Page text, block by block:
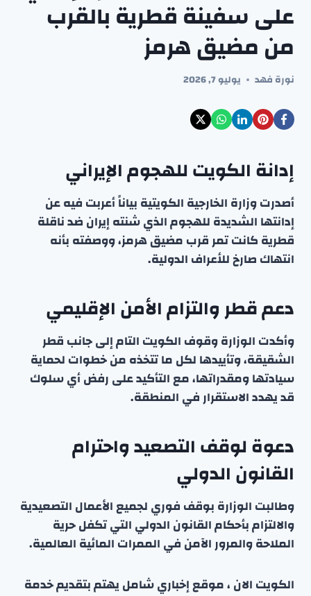
على سفينة قطرية بالقرب
من مضيق هرمز
نورة فهد يوليو 7, 2026
إدانة الكويت للهجوم الإيراني
أصدرت وزارة الخارجية الكويتية بياناً أعربت فيه عن
إدانتها الشديدة للهجوم الذي شنته إيران ضد ناقلة
قطرية كانت تمر قرب مضيق هرمز، ووصفته بأنه
انتهاك صارخ للأعراف الدولية.
دعم قطر والتزام الأمن الإقليمي
وأكدت الوزارة وقوف الكويت التام إلى جانب قطر
الشقيقة، وتأييدها لكل ما تتخذه من خطوات لحماية
سيادتها ومقدراتها، مع التأكيد على رفض أي سلوك
قد يهدد الاستقرار في المنطقة.
دعوة لوقف التصعيد واحترام
القانون الدولي
وطالبت الوزارة بوقف فوري لجميع الأعمال التصعيدية
والالتزام بأحكام القانون الدولي التي تكفل حرية
الملاحة والمرور الآمن في الممرات المائية العالمية.
الكويت الان ، موقع إخباري شامل يهتم بتقديم خدمة